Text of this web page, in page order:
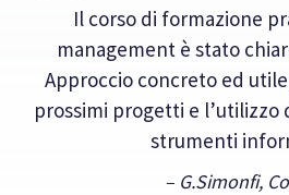
Il corso di formazione
management è stato
Approccio concreto ed
prossimi progetti e
strumenti
– G.Simonfi,